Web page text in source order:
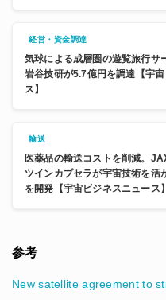
経営・資金調達
気球による成層圏の遊覧旅行サ
岩谷技研が5.7億円を調達【宇
ス】
輸送
医薬品の輸送コストを削減。
ツインカプセラが宇宙技術を活
を開発【宇宙ビジネスニュース】
参考
New satellite agreement to